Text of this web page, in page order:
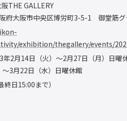
THE GALLERY
府大阪市中央区博労町3-5-1 御堂筋グ
exhibition/thegallery/events/
年2月14日（火）〜2月27日（月）日
3月22日（水）日曜休館
日15:00まで）